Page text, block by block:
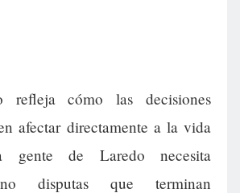
refleja cómo las decisiones
afectar directamente a la vida
gente de Laredo necesita
disputas que terminan